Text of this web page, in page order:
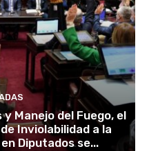
Manejo del Fuego, el
Inviolabilidad a la
Diputados se...